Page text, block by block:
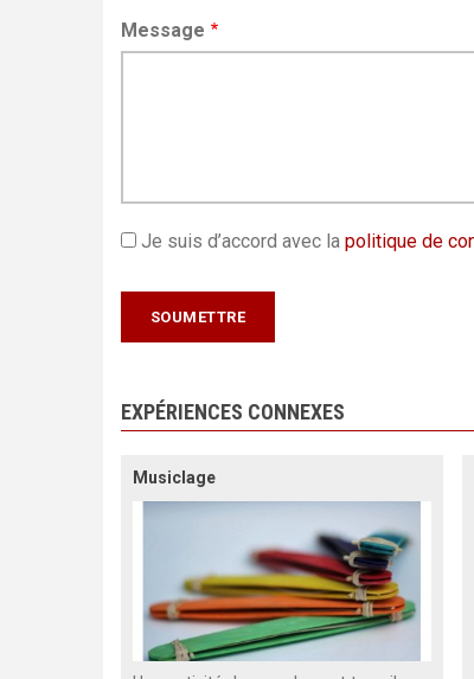
Message
Je suis d’accord avec la politique de
EXPÉRIENCES CONNEXES
Musiclage